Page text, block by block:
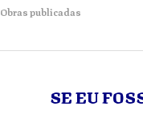
Obras publicadas
SE EU